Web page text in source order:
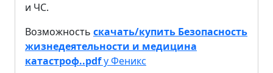
и ЧС.
Возможность скачать/купить Безопасность
жизнедеятельности и медицина
катастроф..pdfу Феникс